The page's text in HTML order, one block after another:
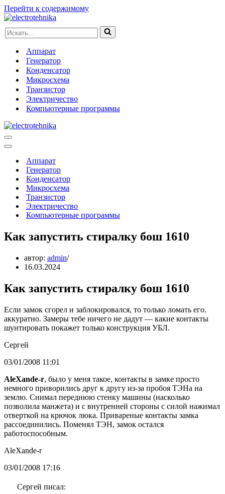
Перейти к содержимому
Искать...
Аппарат
Генератор
Конденсатор
Микросхема
Транзистор
Электричество
Компьютерные программы
Меню
навигации
Меню
навигацииАппарат
Генератор
Конденсатор
Микросхема
Транзистор
Электричество
Компьютерные программы
Как запустить стиралку бош 1610
автор: admin
16.03.2024
Как запустить стиралку бош 1610
Если замок сгорел и заблокировался, то только ломать его.
аккуратно. Замеры тебе ничего не дадут — какие контакты
шунтировать покажет только конструкция УБЛ.
Сергей
03/01/2008 11:01
AleXande-r, было у меня такое, контакты в замке просто
немного приворились друг к другу из-за пробоя ТЭНа на
землю. Снимал переднюю стенку машины (насколько
позволила манжета) и с внутренней стороны с силой нажимал
отверткой на крючок люка. Привареные контакты замка
рассоединились. Поменял ТЭН, замок остался
работоспособным.
AleXande-r
03/01/2008 17:16
Сергей писал: